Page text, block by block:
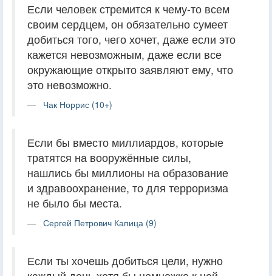
Если человек стремится к чему-то всем
своим сердцем, он обязательно сумеет
добиться того, чего хочет, даже если это
кажется невозможным, даже если все
окружающие открыто заявляют ему, что
это невозможно.
Чак Норрис (10+)
Если бы вместо миллиардов, которые
тратятся на вооружённые силы,
нашлись бы миллионы на образование
и здравоохранение, то для терроризма
не было бы места.
Сергей Петрович Капица (9)
Если ты хочешь добиться цели, нужно